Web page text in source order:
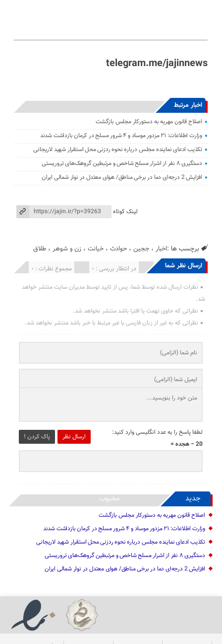
telegram.me/jajinnews
اخبار مرتبط
اصلاح قانون مهریه به دستورکار مجلس بازگشت
وزارت اطلاعات: ۲۱ مزدور موساد و ۴ شرور مسلح در کرمان بازداشت شدند
تکذیب ادعای نماینده مجلس درباره نحوه ردزنی محل استقرار شهید لاریجانی
دستگیری ۸ نفر از اشرار مسلح شاخص و مرتبطین گروهک‌های تروریستی
افزایش 2 درجه‌ای دما در برخی مناطق/ هوای معتدل در نوار شمالی ایران
لینک کوتاه
برچسب ها :اخبار ،ججین ،حوادث ،خیانت ،زن و شوهر ،طلاق
ارسال نظر شما مجموع نظرات : 0 در انتظار بررسی : 0 انتشار یافته : 0
نظرات ارسال شده توسط شما، پس از تایید توسط مدیران سایت منتشر خواهد
شد.
نظراتی که حاوی تهمت یا افترا باشد منتشر نخواهد شد.
نظراتی که به غیر از زبان فارسی یا غیر مرتبط با خبر باشد منتشر نخواهد شد.
ارسال نظر پاک کردن !
لطفا پاسخ را به عدد انگلیسی وارد کنید:
20 − هجده =
جدید محبوب
اصلاح قانون مهریه به دستورکار مجلس بازگشت
وزارت اطلاعات: ۲۱ مزدور موساد و ۴ شرور مسلح در کرمان بازداشت شدند
تکذیب ادعای نماینده مجلس درباره نحوه ردزنی محل استقرار شهید لاریجانی
دستگیری ۸ نفر از اشرار مسلح شاخص و مرتبطین گروهک‌های تروریستی
افزایش 2 درجه‌ای دما در برخی مناطق/ هوای معتدل در نوار شمالی ایران